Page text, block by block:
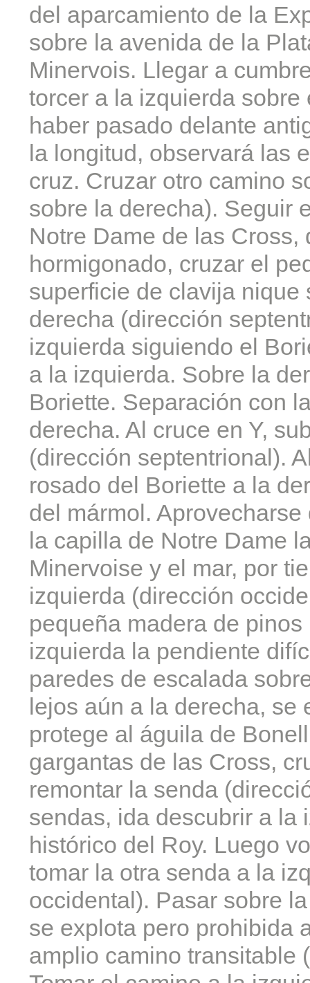
del aparcamiento de la
sobre la avenida de la
Minervois. Llegar a
torcer a la izquierda
haber pasado delante
la longitud, observará las
cruz. Cruzar otro camino
sobre la derecha). Seguir
Notre Dame de las
hormigonado, cruzar el
superficie de clavija
derecha (dirección
izquierda siguiendo el
a la izquierda. Sobre la
Boriette. Separación con
derecha. Al cruce en Y,
(dirección septentrional).
rosado del Boriette a la
del mármol.
la capilla de Notre Dame
Minervoise y el mar, por
izquierda (dirección
pequeña madera de
izquierda la pendiente
paredes de escalada
lejos aún a la derecha, se
protege al águila de
gargantas de las Cross,
remontar la senda
sendas, ida descubrir a la
histórico del Roy. Luego
tomar la otra senda a la
occidental). Pasar sobre
se explota pero prohibida
amplio camino transitable